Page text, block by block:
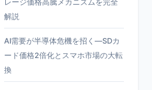
レージ価格高騰メカニズムを完全
解説
AI需要が半導体危機を招く—SDカ
ード価格2倍化とスマホ市場の大転
換